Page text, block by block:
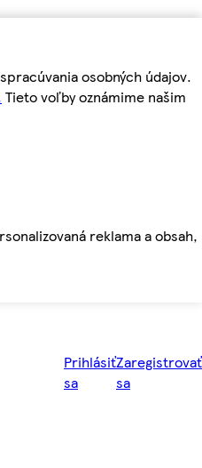
osobných údajov.
Tieto voľby oznámime našim
reklama a obsah,
Prihlásiť
sa
Zaregistrovať
sa